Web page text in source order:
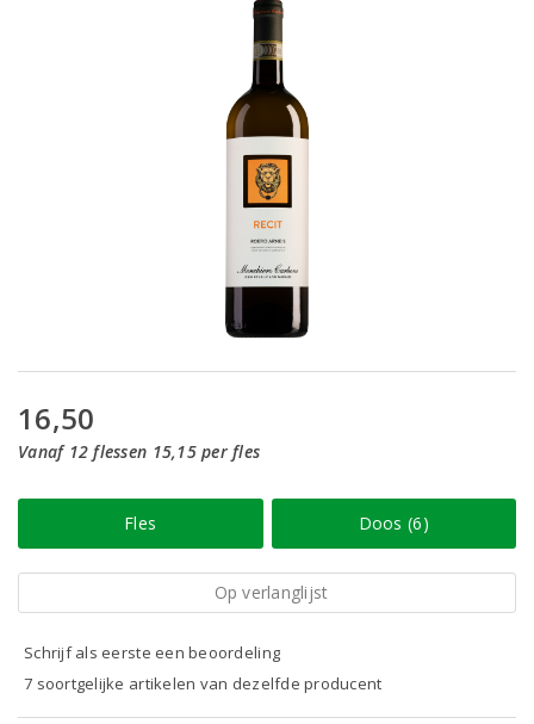
16,50
Vanaf 12 flessen 15,15 per fles
Fles Doos (6)
Op verlanglijst
Schrijf als eerste een beoordeling
7 soortgelijke artikelen van dezelfde producent